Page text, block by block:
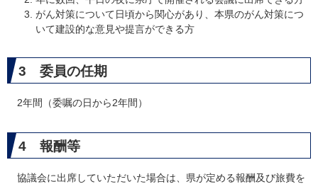
がん対策について日頃から関心があり、本県のがん対策につ
いて建設的な意見や提言ができる方
3 委員の任期
2年間（委嘱の日から2年間）
4 報酬等
協議会に出席していただいた場合は、県が定める報酬及び旅費を